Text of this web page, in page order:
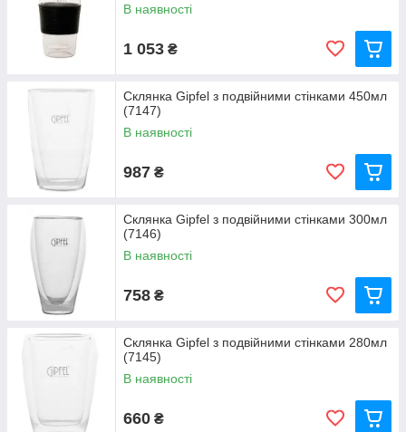
В наявності
1 053 ₴
Склянка Gipfel з подвійними стінками 450мл
(7147)
В наявності
987 ₴
Склянка Gipfel з подвійними стінками 300мл
(7146)
В наявності
758 ₴
Склянка Gipfel з подвійними стінками 280мл
(7145)
В наявності
660 ₴